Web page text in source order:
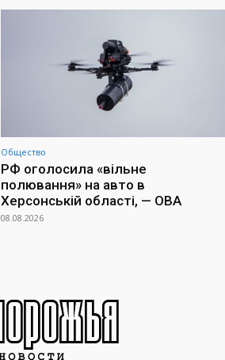
Общество
РФ оголосила «вільне
полювання» на авто в
Херсонській області, — ОВА
08.08.2026